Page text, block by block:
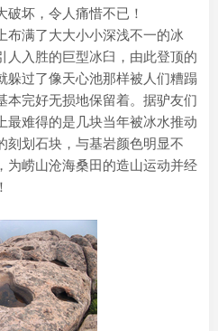
坏，令人痛惜不已！
布满了大大小小深浅不一的冰
人入胜的巨型冰臼，由此登顶的
躲过了像天心池那样被人们糟蹋
本完好无损地保留着。据驴友们
最难得的是几块当年被冰水推动
刻划石块，与基岩颜色明显不
为崂山沧海桑田的造山运动并经